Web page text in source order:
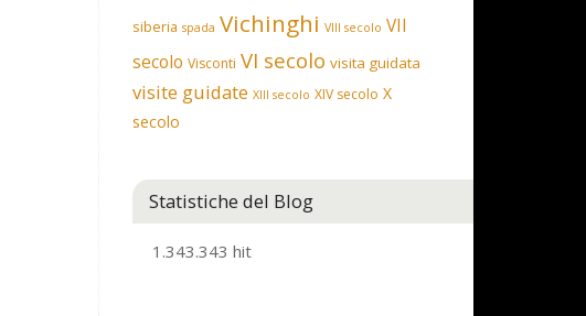
siberia spada Vichinghi VIII secolo VII
secolo Visconti VI secolo visita guidata
visite guidate XIII secolo XIV secolo X
secolo
Statistiche del Blog
1.343.343 hit